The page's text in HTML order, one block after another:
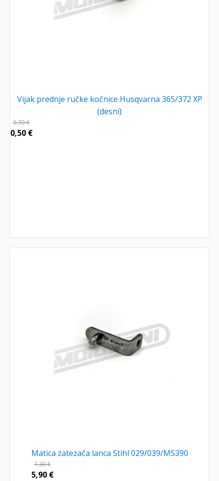
Vijak prednje ručke kočnice Husqvarna 365/372 XP
(desni)
0,70€
0,50 €
Matica zatezača lanca Stihl 029/039/MS390
7,30€
5,90 €